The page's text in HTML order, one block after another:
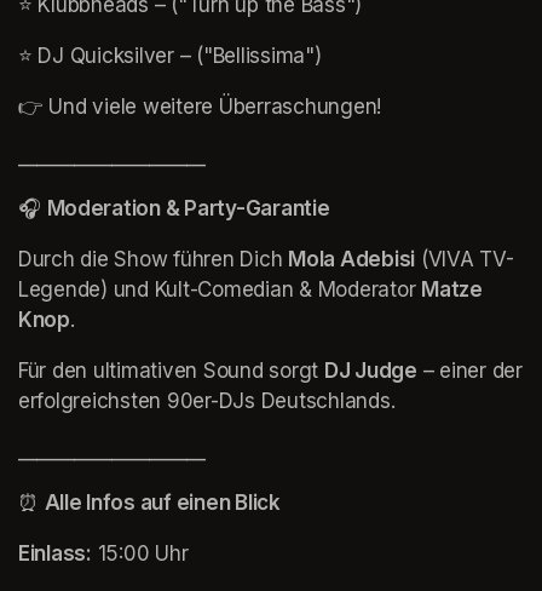
⭐️ Klubbheads – ("Turn up the Bass")
⭐️ DJ Quicksilver – ("Bellissima")
👉 Und viele weitere Überraschungen!
____________________
🎧 Moderation & Party-Garantie
Durch die Show führen Dich Mola Adebisi (VIVA TV-
Legende) und Kult-Comedian & Moderator Matze
Knop.
Für den ultimativen Sound sorgt DJ Judge – einer der
erfolgreichsten 90er-DJs Deutschlands.
____________________
⏰ Alle Infos auf einen Blick
Einlass: 15:00 Uhr